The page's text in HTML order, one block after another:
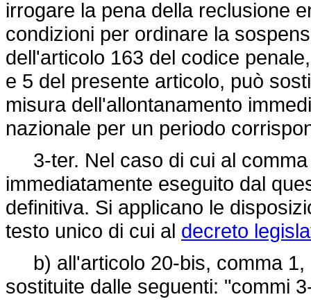
irrogare la pena della reclusione
condizioni per ordinare la
dell'articolo 163 del codice
e 5 del presente articolo, può
misura dell'allontanamento
nazionale per un periodo
3-ter. Nel caso di cui al comma
immediatamente eseguito dal
definitiva. Si applicano le
testo unico di cui al decreto
b) all'articolo 20-bis, comma 1,
sostituite dalle seguenti: "commi